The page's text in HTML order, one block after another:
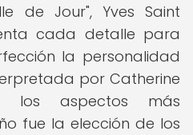
de Jour", Yves Saint
cada detalle para
la personalidad
por Catherine
los aspectos más
fue la elección de los